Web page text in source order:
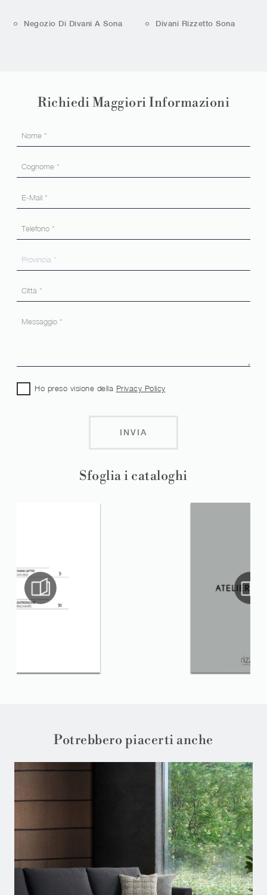
Negozio Di Divani A Sona Divani Rizzetto Sona
Sfoglia i cataloghi
Richiedi Maggiori Informazioni
Ho preso visione della Privacy Policy
INVIA
Potrebbero piacerti anche